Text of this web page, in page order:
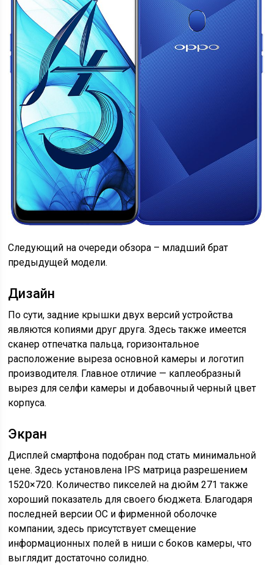
Следующий на очереди обзора – младший брат
предыдущей модели.
Дизайн
По сути, задние крышки двух версий устройства
являются копиями друг друга. Здесь также имеется
сканер отпечатка пальца, горизонтальное
расположение выреза основной камеры и логотип
производителя. Главное отличие — каплеобразный
вырез для селфи камеры и добавочный черный цвет
корпуса.
Экран
Дисплей смартфона подобран под стать минимальной
цене. Здесь установлена IPS матрица разрешением
1520×720. Количество пикселей на дюйм 271 также
хороший показатель для своего бюджета. Благодаря
последней версии ОС и фирменной оболочке
компании, здесь присутствует смещение
информационных полей в ниши с боков камеры, что
выглядит достаточно солидно.